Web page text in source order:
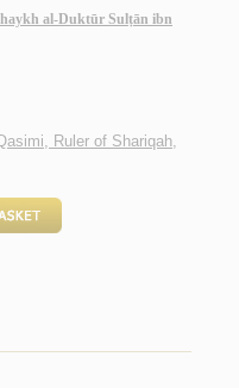
al-Duktūr Sulṭān ibn
Ruler of Shariqah,